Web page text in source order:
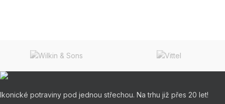
Ikonické potraviny pod jednou střechou. Na trhu již přes 20 let!